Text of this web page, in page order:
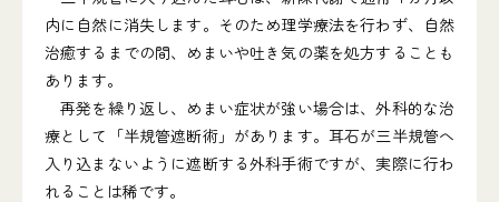
内に自然に消失します。そのため理学療法を行わず、自然
治癒するまでの間、めまいや吐き気の薬を処方することも
あります。
再発を繰り返し、めまい症状が強い場合は、外科的な治
療として「半規管遮断術」があります。耳石が三半規管へ
入り込まないように遮断する外科手術ですが、実際に行わ
れることは稀です。